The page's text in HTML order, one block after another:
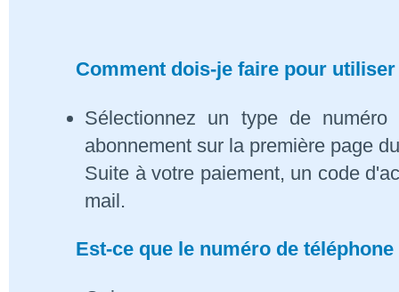
Comment dois-je faire pour
Sélectionnez un type de
abonnement sur la première page
Suite à votre paiement, un code
mail.
Est-ce que le numéro de